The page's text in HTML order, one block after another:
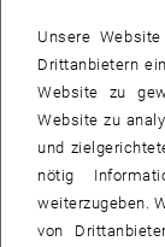
Unsere
Drittanbietern
Website zu
Website zu
und
nötig
weiterzugeben.
von